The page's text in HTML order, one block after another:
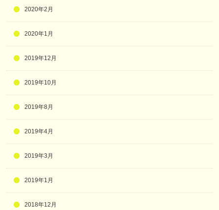
2020年2月
2020年1月
2019年12月
2019年10月
2019年8月
2019年4月
2019年3月
2019年1月
2018年12月